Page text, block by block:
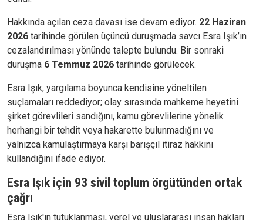
Hakkında açılan ceza davası ise devam ediyor. 22 Haziran
2026 tarihinde görülen üçüncü duruşmada savcı Esra Işık’ın
cezalandırılması yönünde talepte bulundu. Bir sonraki
duruşma 6 Temmuz 2026 tarihinde görülecek.
Esra Işık, yargılama boyunca kendisine yöneltilen
suçlamaları reddediyor; olay sırasında mahkeme heyetini
şirket görevlileri sandığını, kamu görevlilerine yönelik
herhangi bir tehdit veya hakarette bulunmadığını ve
yalnızca kamulaştırmaya karşı barışçıl itiraz hakkını
kullandığını ifade ediyor.
Esra Işık için 93 sivil toplum örgütünden ortak
çağrı
Esra Işık'ın tutuklanması, yerel ve uluslararası insan hakları